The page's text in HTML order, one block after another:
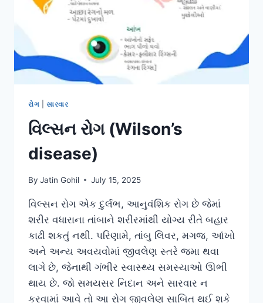
રોગ સારવાર
વિલ્સન રોગ (Wilson’s
disease)
By Jatin Gohil July 15, 2025
વિલ્સન રોગ એક દુર્લભ, આનુવંશિક રોગ છે જેમાં
શરીર વધારાના તાંબાને શરીરમાંથી યોગ્ય રીતે બહાર
કાઢી શકતું નથી. પરિણામે, તાંબુ લિવર, મગજ, આંખો
અને અન્ય અવયવોમાં જીવલેણ સ્તરે જમા થવા
લાગે છે, જેનાથી ગંભીર સ્વાસ્થ્ય સમસ્યાઓ ઊભી
થાય છે. જો સમયસર નિદાન અને સારવાર ન
કરવામાં આવે તો આ રોગ જીવલેણ સાબિત થઈ શકે